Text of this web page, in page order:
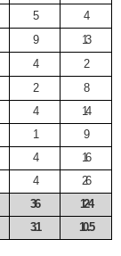
5
4
9
13
4
2
2
8
4
14
1
9
4
16
4
26
36
124
3.1 10.5